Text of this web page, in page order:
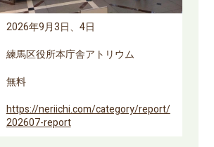
2026年9月3日、4日
練馬区役所本庁舎アトリウム
無料
https://neriichi.com/category/report/
202607-report